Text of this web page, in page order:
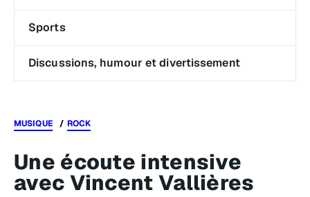
Sports
Discussions, humour et divertissement
MUSIQUE ROCK
Une écoute intensive
avec Vincent Vallières